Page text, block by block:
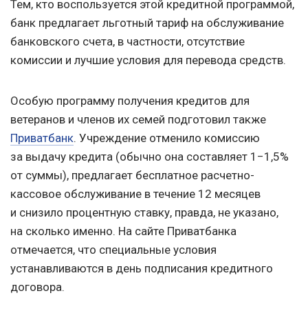
Тем, кто воспользуется этой кредитной программой,
банк предлагает льготный тариф на обслуживание
банковского счета, в частности, отсутствие
комиссии и лучшие условия для перевода средств.
Особую программу получения кредитов для
ветеранов и членов их семей подготовил также
Приватбанк. Учреждение отменило комиссию
за выдачу кредита (обычно она составляет 1−1,5%
от суммы), предлагает бесплатное расчетно-
кассовое обслуживание в течение 12 месяцев
и снизило процентную ставку, правда, не указано,
на сколько именно. На сайте Приватбанка
отмечается, что специальные условия
устанавливаются в день подписания кредитного
договора.